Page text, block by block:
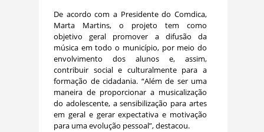
De acordo com a Presidente do Comdica,
Marta Martins, o projeto tem como
objetivo geral promover a difusão da
música em todo o município, por meio do
envolvimento dos alunos e, assim,
contribuir social e culturalmente para a
formação de cidadania. “Além de ser uma
maneira de proporcionar a musicalização
do adolescente, a sensibilização para artes
em geral e gerar expectativa e motivação
para uma evolução pessoal”, destacou.